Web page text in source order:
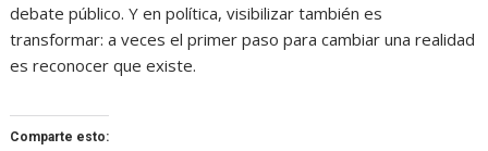
debate público. Y en política, visibilizar también es
transformar: a veces el primer paso para cambiar una realidad
es reconocer que existe.
Comparte esto: